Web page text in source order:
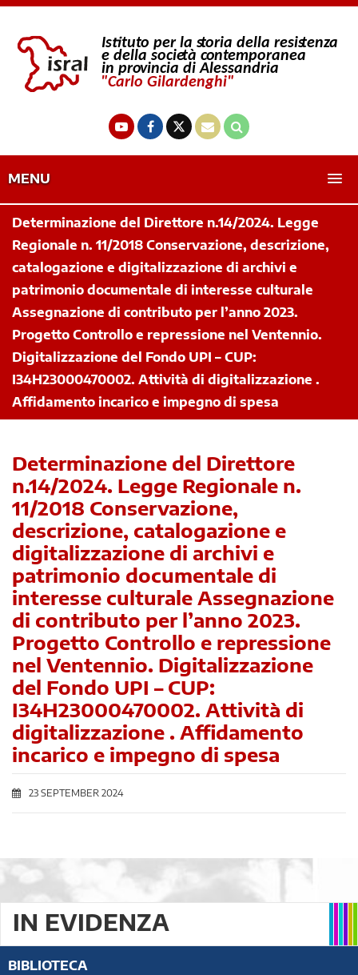
MENU
Determinazione del Direttore n.14/2024. Legge
Regionale n. 11/2018 Conservazione, descrizione,
catalogazione e digitalizzazione di archivi e
patrimonio documentale di interesse culturale
Assegnazione di contributo per l’anno 2023.
Progetto Controllo e repressione nel Ventennio.
Digitalizzazione del Fondo UPI – CUP:
I34H23000470002. Attività di digitalizzazione .
Affidamento incarico e impegno di spesa
Determinazione del Direttore
n.14/2024. Legge Regionale n.
11/2018 Conservazione,
descrizione, catalogazione e
digitalizzazione di archivi e
patrimonio documentale di
interesse culturale Assegnazione
di contributo per l’anno 2023.
Progetto Controllo e repressione
nel Ventennio. Digitalizzazione
del Fondo UPI – CUP:
I34H23000470002. Attività di
digitalizzazione . Affidamento
incarico e impegno di spesa
23 SEPTEMBER 2024
IN EVIDENZA
BIBLIOTECA